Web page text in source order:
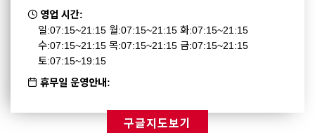
영업 시간:
일:07:15~21:15 월:07:15~21:15 화:07:15~21:15
수:07:15~21:15 목:07:15~21:15 금:07:15~21:15
토:07:15~19:15
휴무일 운영안내:
구글지도보기